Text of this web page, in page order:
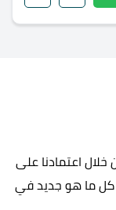
اعتمادنا على
كل ما هو جديد في